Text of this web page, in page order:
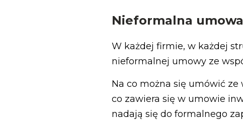
Nieformalna
W każdej firmie, w każdej
nieformalnej umowy ze
Na co można się umówić
co zawiera się w umowie
nadają się do formalnego